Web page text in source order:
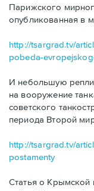
Парижского
опубликованная в
http://tsargrad.tv/
pobeda-
И небольшую
на вооружение
советского
периода Второй
http://tsargrad.tv/
postamenty
Статья о Крымской